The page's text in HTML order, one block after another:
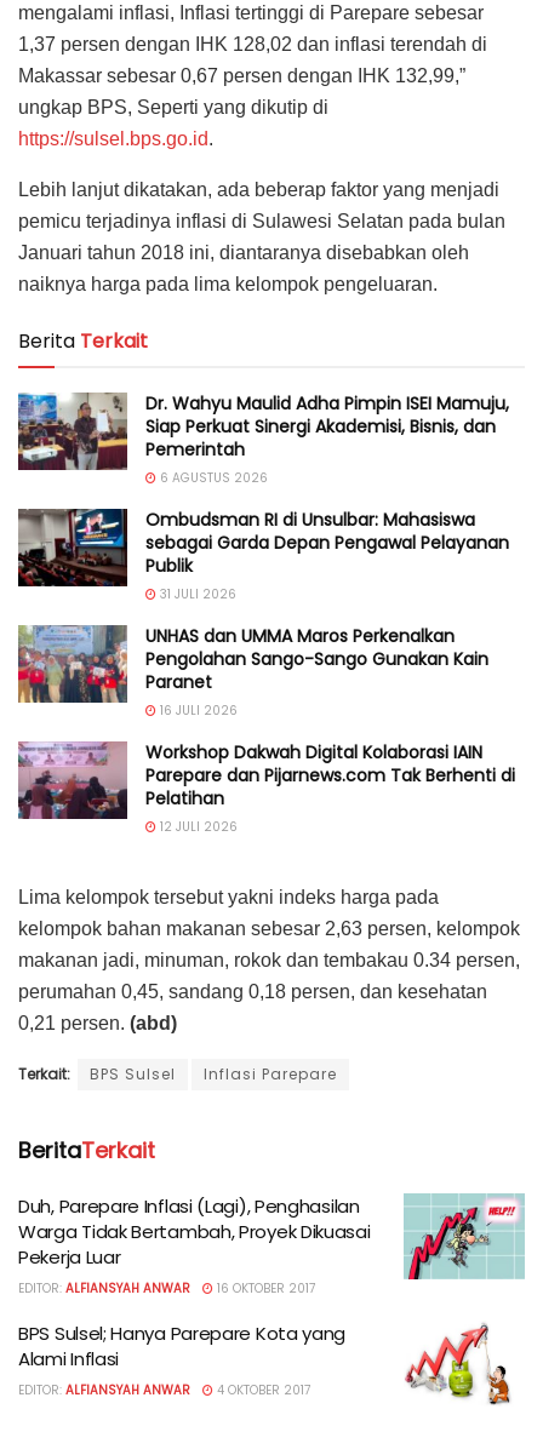
mengalami inflasi, Inflasi tertinggi di Parepare sebesar
1,37 persen dengan IHK 128,02 dan inflasi terendah di
Makassar sebesar 0,67 persen dengan IHK 132,99,”
ungkap BPS, Seperti yang dikutip di
https://sulsel.bps.go.id.
Lebih lanjut dikatakan, ada beberap faktor yang menjadi
pemicu terjadinya inflasi di Sulawesi Selatan pada bulan
Januari tahun 2018 ini, diantaranya disebabkan oleh
naiknya harga pada lima kelompok pengeluaran.
Berita Terkait
Dr. Wahyu Maulid Adha Pimpin ISEI Mamuju,
Siap Perkuat Sinergi Akademisi, Bisnis, dan
Pemerintah
6 AGUSTUS 2026
Ombudsman RI di Unsulbar: Mahasiswa
sebagai Garda Depan Pengawal Pelayanan
Publik
31 JULI 2026
UNHAS dan UMMA Maros Perkenalkan
Pengolahan Sango-Sango Gunakan Kain
Paranet
16 JULI 2026
Workshop Dakwah Digital Kolaborasi IAIN
Parepare dan Pijarnews.com Tak Berhenti di
Pelatihan
12 JULI 2026
Lima kelompok tersebut yakni indeks harga pada
kelompok bahan makanan sebesar 2,63 persen, kelompok
makanan jadi, minuman, rokok dan tembakau 0.34 persen,
perumahan 0,45, sandang 0,18 persen, dan kesehatan
0,21 persen. (abd)
Terkait: BPS Sulsel Inflasi Parepare
BeritaTerkait
Duh, Parepare Inflasi (Lagi), Penghasilan
Warga Tidak Bertambah, Proyek Dikuasai
Pekerja Luar
EDITOR: ALFIANSYAH ANWAR 16 OKTOBER 2017
BPS Sulsel; Hanya Parepare Kota yang
Alami Inflasi
EDITOR: ALFIANSYAH ANWAR 4 OKTOBER 2017